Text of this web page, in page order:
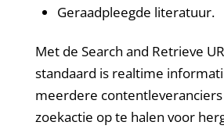
Geraadpleegde literatuur.
Met de Search and Retrieve
standaard is realtime
meerdere
zoekactie op te halen voor